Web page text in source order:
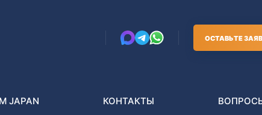
ОСТАВЬТЕ
JAPAN КОНТАКТЫ